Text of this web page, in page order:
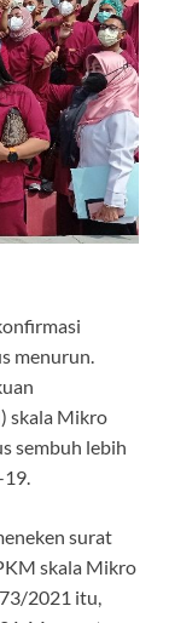
menurun.
skala Mikro
sembuh lebih
surat
skala Mikro
2021 itu,